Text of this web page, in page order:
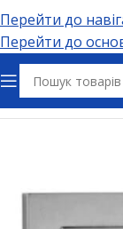
Перейти до
Перейти до
Головна